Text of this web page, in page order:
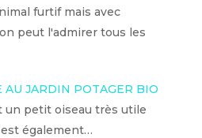
furtif mais avec
peut l'admirer tous les
AU JARDIN POTAGER BIO
un petit oiseau très utile
également…